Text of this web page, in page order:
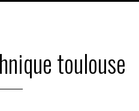
toulouse